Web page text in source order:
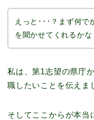
えっと･･･？まず何で
を聞かせてくれるかな
私は、第1志望の県庁
職したいことを伝えま
そしてここからが本当